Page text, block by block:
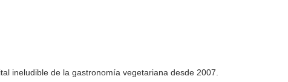
ineludible de la gastronomía vegetariana desde 2007.